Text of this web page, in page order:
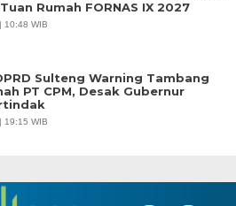
Rumah FORNAS IX 2027
10:48 WIB
Sulteng Warning Tambang
PT CPM, Desak Gubernur
19:15 WIB